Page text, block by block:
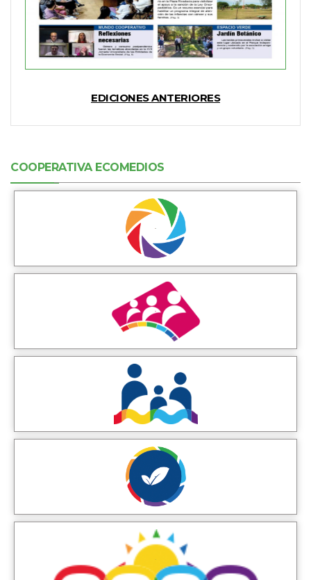
EDICIONES ANTERIORES
COOPERATIVA ECOMEDIOS